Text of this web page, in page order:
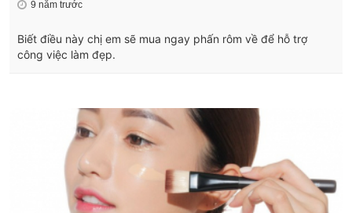
9 năm trước
Biết điều này chị em sẽ mua ngay phấn rôm về để hỗ trợ
công việc làm đẹp.